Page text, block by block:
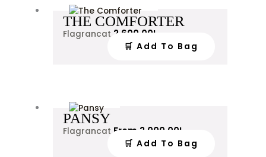
THE COMFORTER
Flagrancat 2,600.00L
🛒 Add To Bag
PANSY
Flagrancat From 2,000.00L
🛒 Add To Bag